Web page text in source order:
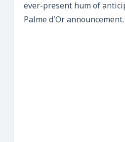
ever-present hum of
Palme d’Or announcement.